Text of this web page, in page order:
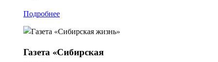
Подробнее
Газета«Сибирская